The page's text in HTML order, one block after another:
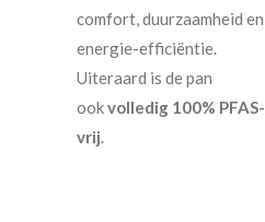
comfort, duurzaamheid en
energie-efficiëntie.
Uiteraard is de pan
ookvolledig 100% PFAS-
vrij.